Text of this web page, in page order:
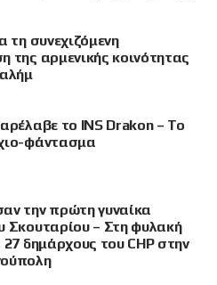
τη συνεχιζόμενη
της αρμενικής κοινότητας
το INS Drakon – Το
φάντασμα
την πρώτη γυναίκα
Σκουταρίου – Στη φυλακή
δημάρχους του CHP στην